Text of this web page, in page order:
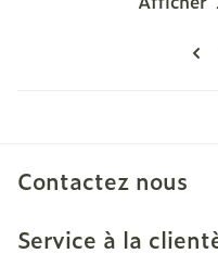
Contactez nous
Service à la